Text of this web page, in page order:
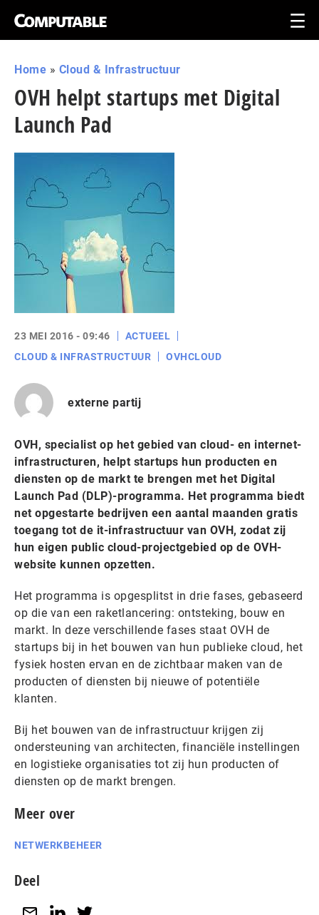
Home » Cloud & Infrastructuur
OVH helpt startups met Digital
Launch Pad
23 MEI 2016 - 09:46
ACTUEEL
CLOUD & INFRASTRUCTUUR
OVHCLOUD
externe partij
OVH, specialist op het gebied van cloud- en internet-
infrastructuren, helpt startups hun producten en
diensten op de markt te brengen met het Digital
Launch Pad (DLP)-programma. Het programma biedt
net opgestarte bedrijven een aantal maanden gratis
toegang tot de it-infrastructuur van OVH, zodat zij
hun eigen public cloud-projectgebied op de OVH-
website kunnen opzetten.
Het programma is opgesplitst in drie fases, gebaseerd
op die van een raketlancering: ontsteking, bouw en
markt. In deze verschillende fases staat OVH de
startups bij in het bouwen van hun publieke cloud, het
fysiek hosten ervan en de zichtbaar maken van de
producten of diensten bij nieuwe of potentiële
klanten.
Bij het bouwen van de infrastructuur krijgen zij
ondersteuning van architecten, financiële instellingen
en logistieke organisaties tot zij hun producten of
diensten op de markt brengen.
Meer over
NETWERKBEHEER
Deel